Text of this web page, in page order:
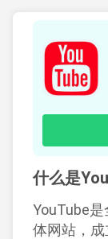
什么是
YouTube
体网站，成